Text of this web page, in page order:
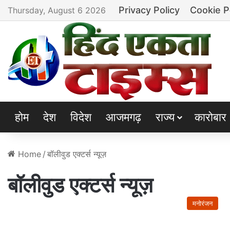
Thursday, August 6 2026 Privacy Policy Cookie
होम देश विदेश आजमगढ़ राज्य कारोबार
Home / बॉलीवुड एक्टर्स न्यूज़
बॉलीवुड एक्टर्स न्यूज़
मनोरंजन